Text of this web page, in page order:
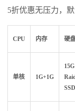
5折优惠无压力，
CPU 内存 硬
单核 1G+1G
15G
SSD